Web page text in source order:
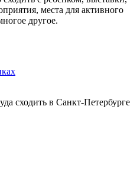
места для активного
другое.
сходить в Санкт-Петербурге